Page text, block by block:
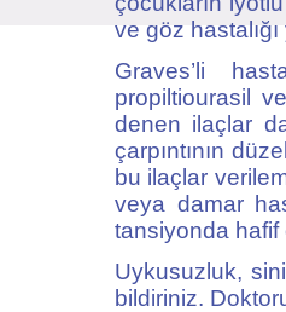
ve göz
Graves’li
propiltiourasil
denen ilaçlar
çarpıntının
bu ilaçlar
veya damar
tansiyonda hafif
Uykusuzluk,
bildiriniz.